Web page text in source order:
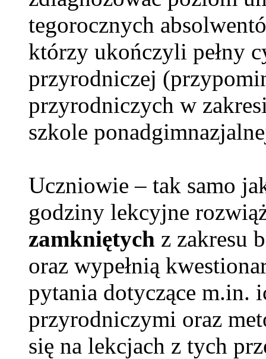
tegorocznych
którzy ukończyli pełny
przyrodniczej
przyrodniczych w
szkole
Uczniowie – tak samo
godziny lekcyjne
zamkniętych z zakresu
oraz wypełnią
pytania dotyczące m.in.
przyrodniczymi oraz
się na lekcjach z tych